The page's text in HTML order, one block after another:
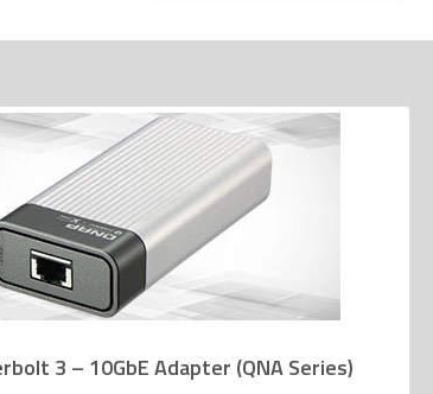
3 – 10GbE Adapter (QNA Series)